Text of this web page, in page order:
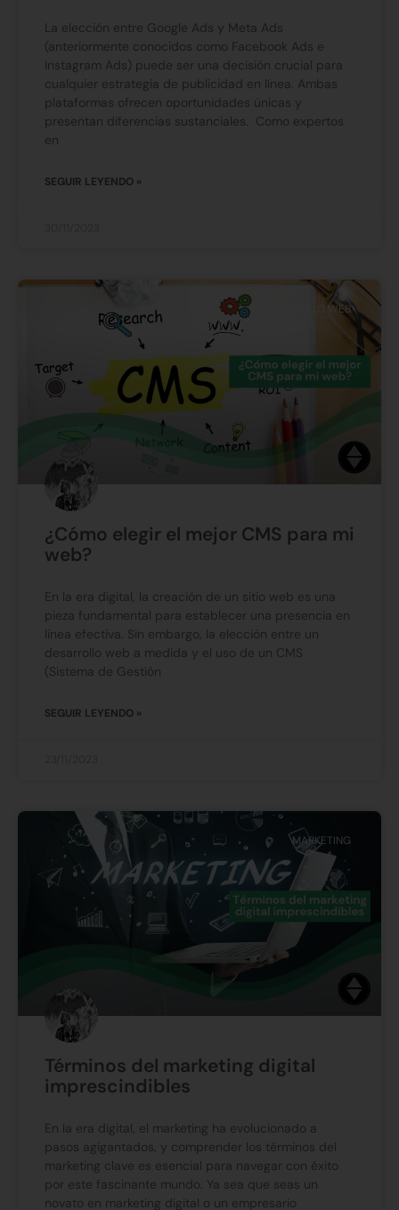
La elección entre Google Ads y Meta Ads
(anteriormente conocidos como Facebook Ads e
Instagram Ads) puede ser una decisión crucial para
cualquier estrategia de publicidad en línea. Ambas
plataformas ofrecen oportunidades únicas y
presentan diferencias sustanciales. Como expertos
en
SEGUIR LEYENDO »
DESARROLLO WEB
¿Cómo elegir el mejor CMS para mi
web?
En la era digital, la creación de un sitio web es una
pieza fundamental para establecer una presencia en
línea efectiva. Sin embargo, la elección entre un
desarrollo web a medida y el uso de un CMS
(Sistema de Gestión
SEGUIR LEYENDO »
MARKETING
Términos del marketing digital
imprescindibles
En la era digital, el marketing ha evolucionado a
pasos agigantados, y comprender los términos del
marketing clave es esencial para navegar con éxito
por este fascinante mundo. Ya sea que seas un
novato en marketing digital o un empresario